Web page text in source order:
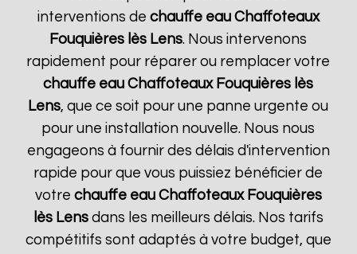
interventions de chauffe eau Chaffoteaux
Fouquières lès Lens. Nous intervenons
rapidement pour réparer ou remplacer votre
chauffe eau Chaffoteaux Fouquières lès
Lens, que ce soit pour une panne urgente ou
pour une installation nouvelle. Nous nous
engageons à fournir des délais d'intervention
rapide pour que vous puissiez bénéficier de
votre chauffe eau Chaffoteaux Fouquières
lès Lensdans les meilleurs délais. Nos tarifs
compétitifs sont adaptés à votre budget, que